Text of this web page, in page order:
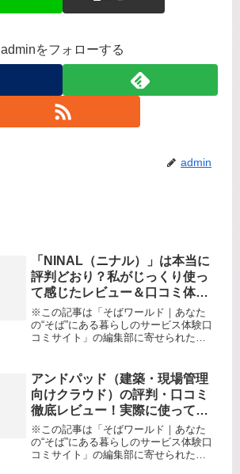
adminをフォローする
admin
「NINAL（ニナル）」は本当に
評判どおり？私がじっくり使っ
て感じたレビュー＆口コミ体験
記
※この記事は「そばワールド｜あなた
の“そば”にある暮らしのサービス体験口
コミサイト」の編集部に寄せられた各
したいけれど、ファンデのノリが悪か
ったり、日焼け止めがしみたり…敏...
アンドパッド（建築・現場管理
向けクラウド）の評判・口コミ
徹底レビュー！実際に使ってわ
かった現場管理DXのリアルな体
験
※この記事は「そばワールド｜あなた
の“そば”にある暮らしのサービス体験口
コミサイト」の編集部に寄せられた各